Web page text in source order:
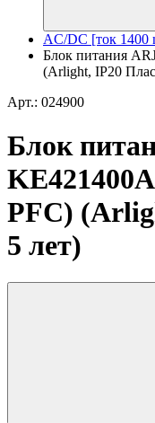
AC/DC [ток 1400
Блок питания
(Arlight, IP20
Арт.: 024900
Блок
PFC)
5 лет)